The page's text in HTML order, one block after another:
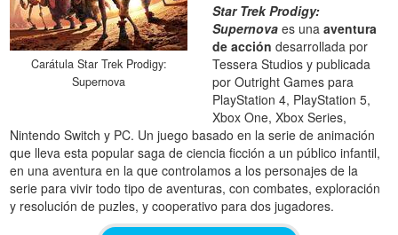
Carátula Star Trek Prodigy:
Supernova
Star Trek Prodigy:
Supernova es unaaventura
de acción desarrollada por
Tessera Studios y publicada
por Outright Games para
PlayStation 4, PlayStation 5,
Xbox One, Xbox Series,
Nintendo Switch y PC. Un juego basado en la serie de animación
que lleva esta popular saga de ciencia ficción a un público infantil,
en una aventura en la que controlamos a los personajes de la
serie para vivir todo tipo de aventuras, con combates, exploración
y resolución de puzles, y cooperativo para dos jugadores.